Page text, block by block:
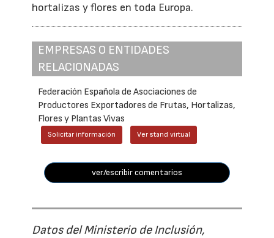
hortalizas y flores en toda Europa.
EMPRESAS O ENTIDADES
RELACIONADAS
Federación Española de Asociaciones de
Productores Exportadores de Frutas, Hortalizas,
Flores y Plantas Vivas
Solicitar información Ver stand virtual
ver/escribir comentarios
Datos del Ministerio de Inclusión,